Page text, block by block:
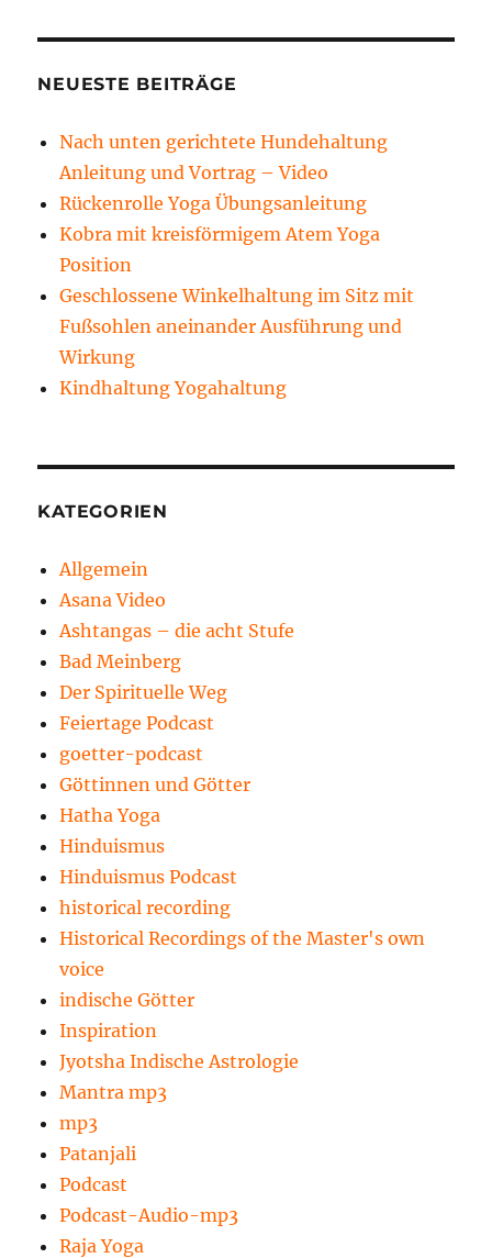
NEUESTE BEITRÄGE
Nach unten gerichtete Hundehaltung
Anleitung und Vortrag – Video
Rückenrolle Yoga Übungsanleitung
Kobra mit kreisförmigem Atem Yoga
Position
Geschlossene Winkelhaltung im Sitz mit
Fußsohlen aneinander Ausführung und
Wirkung
Kindhaltung Yogahaltung
KATEGORIEN
Allgemein
Asana Video
Ashtangas – die acht Stufe
Bad Meinberg
Der Spirituelle Weg
Feiertage Podcast
goetter-podcast
Göttinnen und Götter
Hatha Yoga
Hinduismus
Hinduismus Podcast
historical recording
Historical Recordings of the Master's own
voice
indische Götter
Inspiration
Jyotsha Indische Astrologie
Mantra mp3
mp3
Patanjali
Podcast
Podcast-Audio-mp3
Raja Yoga